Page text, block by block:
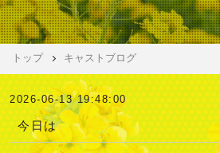
トップ キャストブログ
今日は
2026-06-13 19:48:00